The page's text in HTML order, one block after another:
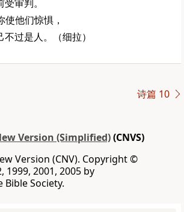
审判。
他们惊惧，
过是人。（细拉）
诗篇 10
Version (Simplified)(CNVS)
Version (CNV). Copyright ©
1999, 2001, 2005 by
Society.